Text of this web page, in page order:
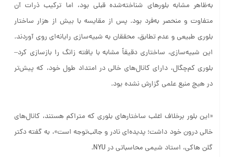
به‌ظاهر مشابه بلورهای شناخته‌شده قبلی بود، اما ترکیب ذرات آن
متفاوت و منحصر به‌فرد بود. پس از مقایسه با بیش از هزار ساختار
بلوری طبیعی و عدم تطابق، محققان به شبیه‌سازی رایانه‌ای روی آوردند.
این شبیه‌سازی، ساختاری دقیقاً مشابه با یافته زانگ را بازسازی کرد–
بلوری کم‌چگال، دارای کانال‌های خالی در امتداد طول خود، که پیش‌تر
در هیچ منبع علمی گزارش نشده بود.
«این بلور برخلاف اغلب ساختارهای بلوری که متراکم هستند، کانال‌های
خالی درون خود داشت؛ پدیده‌ای نادر و جالب‌توجه است»، به گفته دکتر
گلن هاکی، استاد شیمی محاسباتی در NYU.